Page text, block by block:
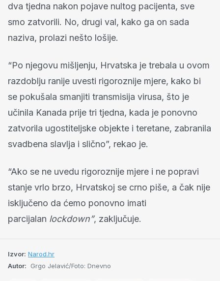
dva tjedna nakon pojave nultog pacijenta, sve
smo zatvorili. No, drugi val, kako ga on sada
naziva, prolazi nešto lošije.
“Po njegovu mišljenju, Hrvatska je trebala u ovom
razdoblju ranije uvesti rigoroznije mjere, kako bi
se pokušala smanjiti transmisija virusa, što je
učinila Kanada prije tri tjedna, kada je ponovno
zatvorila ugostiteljske objekte i teretane, zabranila
svadbena slavlja i slično”, rekao je.
“Ako se ne uvedu rigoroznije mjere i ne popravi
stanje vrlo brzo, Hrvatskoj se crno piše, a čak nije
isključeno da ćemo ponovno imati
parcijalan lockdown”, zaključuje.
Izvor: Narod.hr
Autor:
Grgo Jelavić/Foto: Dnevno